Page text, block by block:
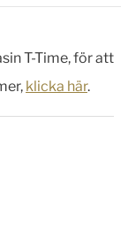
T-Time, för att
klicka här.